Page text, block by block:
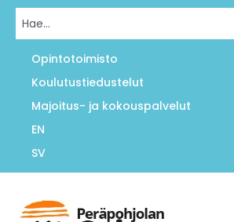
Opintotoimisto
Koulutustiedustelut
Majoitus- ja kokouspalvelut
EN
SV